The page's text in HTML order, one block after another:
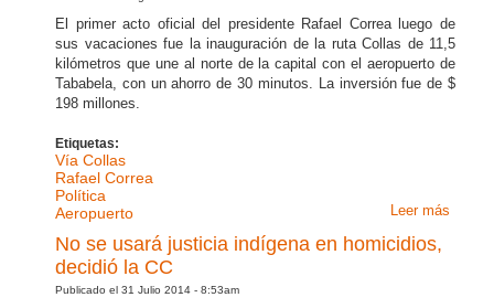
fondos
El primer acto oficial del presidente Rafael Correa luego de
sus vacaciones fue la inauguración de la ruta Collas de 11,5
kilómetros que une al norte de la capital con el aeropuerto de
Tababela, con un ahorro de 30 minutos. La inversión fue de $
198 millones.
Etiquetas:
Vía Collas
Rafael Correa
Política
Aeropuerto
Leer más
No se usará justicia indígena en homicidios,
decidió la CC
Publicado el 31 Julio 2014 - 8:53am